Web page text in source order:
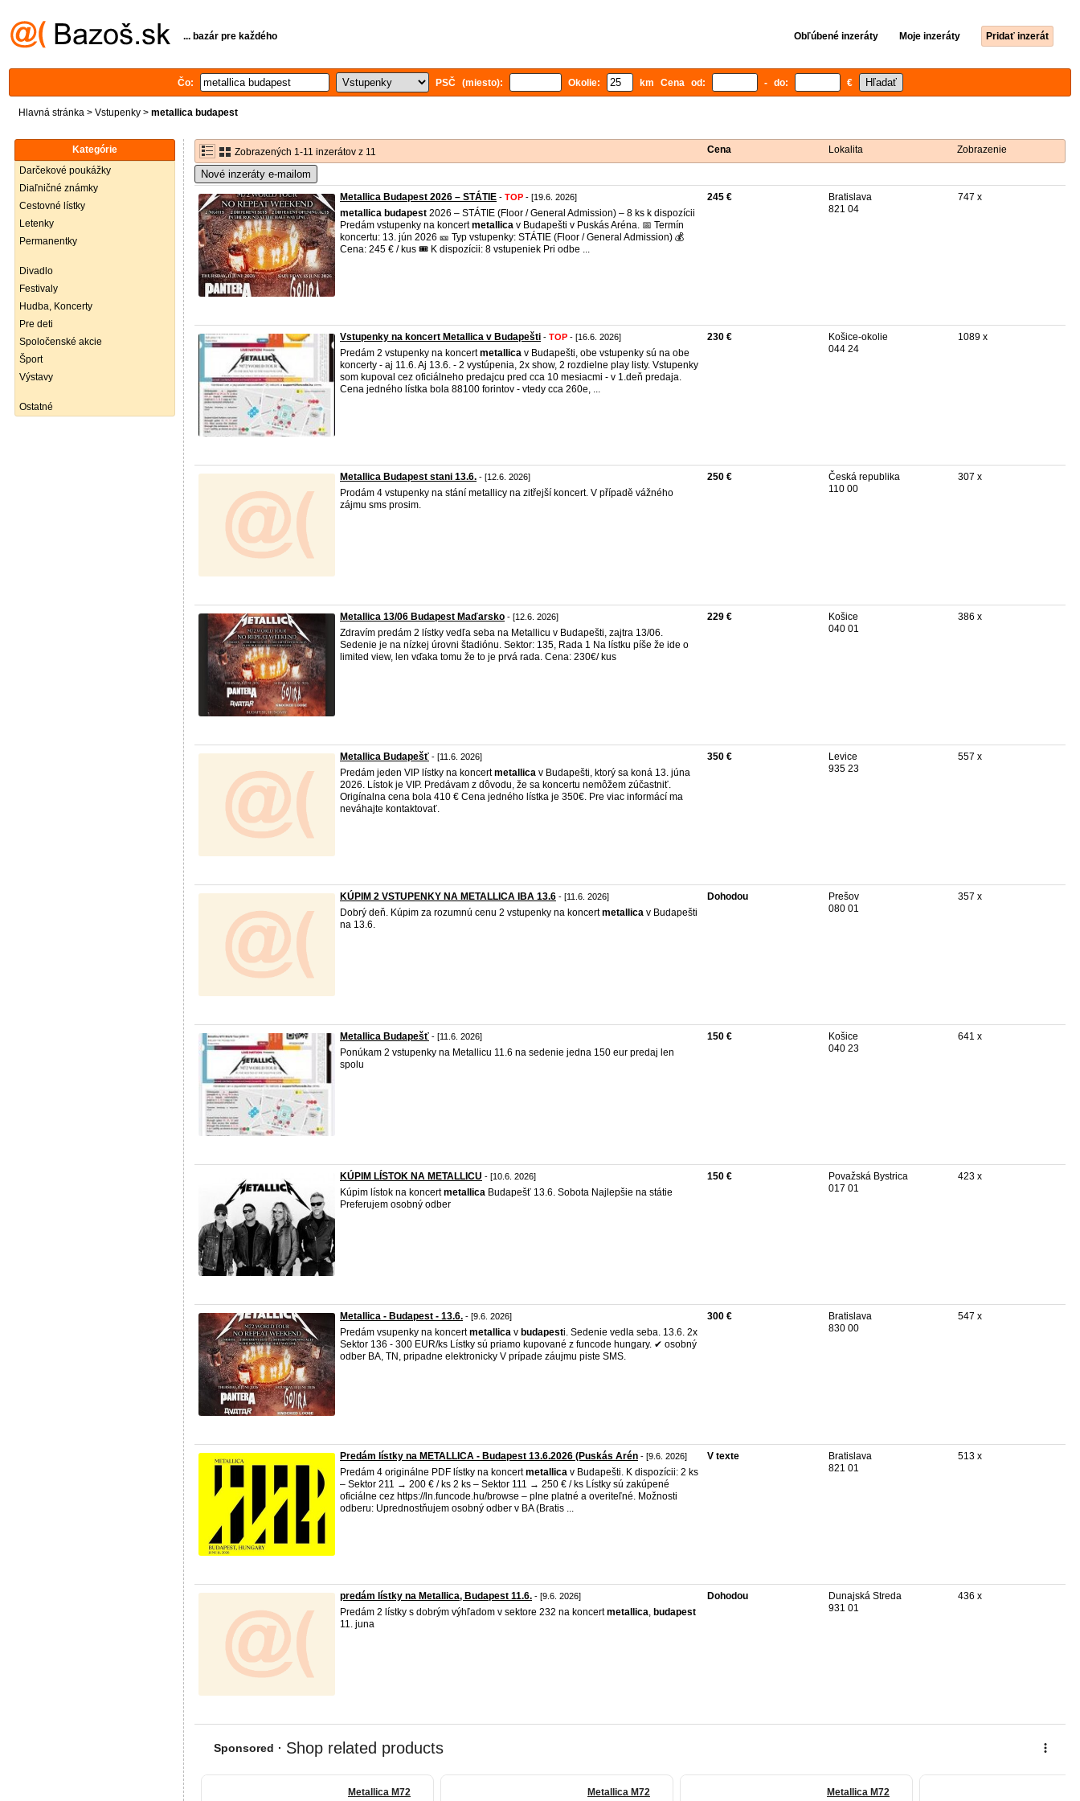
... bazár pre každého Obľúbené inzeráty Moje inzeráty Pridať inzerát
Čo: PSČ (miesto): Okolie: km Cena od: - do: €
Hlavná stránka > Vstupenky > metallica budapest
Kategórie
Darčekové poukážky
Diaľničné známky
Cestovné lístky
Letenky
Permanentky
Divadlo
Festivaly
Hudba, Koncerty
Pre deti
Spoločenské akcie
Šport
Výstavy
Ostatné
Zobrazených 1-11 inzerátov z 11 Cena Lokalita Zobrazenie
Nové inzeráty e-mailom
Metallica Budapest 2026 – STÁTIE - TOP - [19.6. 2026]
metallica budapest 2026 – STÁTIE (Floor / General Admission) – 8 ks k dispozícii
Predám vstupenky na koncertmetallica v Budapešti v Puskás Aréna. 📅 Termín
koncertu: 13. jún 2026 🎫 Typ vstupenky: STÁTIE (Floor / General Admission) 💰
Cena: 245 € / kus 🎟 K dispozícii: 8 vstupeniek Pri odbe ...
245 €
Bratislava
821 04
747 x
Vstupenky na koncert Metallica v Budapešti - TOP - [16.6. 2026]
Predám 2 vstupenky na koncertmetallica v Budapešti, obe vstupenky sú na obe
koncerty - aj 11.6. Aj 13.6. - 2 vystúpenia, 2x show, 2 rozdielne play listy. Vstupenky
som kupoval cez oficiálneho predajcu pred cca 10 mesiacmi - v 1.deň predaja.
Cena jedného lístka bola 88100 forintov - vtedy cca 260e, ...
230 €
Košice-okolie
044 24
1089 x
Metallica Budapest stani 13.6. - [12.6. 2026]
Prodám 4 vstupenky na stání metallicy na zitřejší koncert. V případě vážného
zájmu sms prosim.
250 €
Česká republika
110 00
307 x
Metallica 13/06 Budapest Maďarsko - [12.6. 2026]
Zdravím predám 2 lístky vedľa seba na Metallicu v Budapešti, zajtra 13/06.
Sedenie je na nízkej úrovni štadiónu. Sektor: 135, Rada 1 Na lístku píše že ide o
limited view, len vďaka tomu že to je prvá rada. Cena: 230€/ kus
229 €
Košice
040 01
386 x
Metallica Budapešť - [11.6. 2026]
Predám jeden VIP lístky na koncertmetallica v Budapešti, ktorý sa koná 13. júna
2026. Lístok je VIP. Predávam z dôvodu, že sa koncertu nemôžem zúčastniť.
Origínalna cena bola 410 € Cena jedného lístka je 350€. Pre viac informácí ma
neváhajte kontaktovať.
350 €
Levice
935 23
557 x
KÚPIM 2 VSTUPENKY NA METALLICA IBA 13.6 - [11.6. 2026]
Dobrý deň. Kúpim za rozumnú cenu 2 vstupenky na koncertmetallica v Budapešti
na 13.6.
Dohodou
Prešov
080 01
357 x
Metallica Budapešť - [11.6. 2026]
Ponúkam 2 vstupenky na Metallicu 11.6 na sedenie jedna 150 eur predaj len
spolu
150 €
Košice
040 23
641 x
KÚPIM LÍSTOK NA METALLICU - [10.6. 2026]
Kúpim lístok na koncertmetallica Budapešť 13.6. Sobota Najlepšie na státie
Preferujem osobný odber
150 €
Považská Bystrica
017 01
423 x
Metallica - Budapest - 13.6. - [9.6. 2026]
Predám vsupenky na koncertmetallica v budapesti. Sedenie vedla seba. 13.6. 2x
Sektor 136 - 300 EUR/ks Lístky sú priamo kupované z funcode hungary. ✔ osobný
odber BA, TN, pripadne elektronicky V prípade záujmu piste SMS.
300 €
Bratislava
830 00
547 x
Predám lístky na METALLICA - Budapest 13.6.2026 (Puskás Arén - [9.6. 2026]
Predám 4 originálne PDF lístky na koncertmetallica v Budapešti. K dispozícii: 2 ks
– Sektor 211 → 200 € / ks 2 ks – Sektor 111 → 250 € / ks Lístky sú zakúpené
oficiálne cez https://ln.funcode.hu/browse – plne platné a overiteľné. Možnosti
odberu: Uprednostňujem osobný odber v BA (Bratis ...
V texte
Bratislava
821 01
513 x
predám lístky na Metallica, Budapest 11.6. - [9.6. 2026]
Predám 2 lístky s dobrým výhľadom v sektore 232 na koncertmetallica, budapest
11. juna
Dohodou
Dunajská Streda
931 01
436 x